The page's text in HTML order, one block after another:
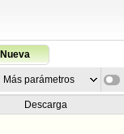
Nueva
Más parámetros
Descarga